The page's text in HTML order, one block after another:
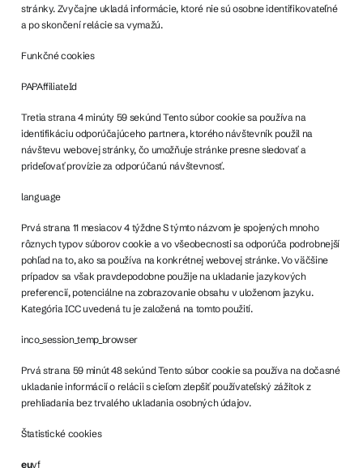
stránky. Zvyčajne ukladá informácie, ktoré nie sú osobne identifikovateľné
a po skončení relácie sa vymažú.
Funkčné cookies
PAPAffiliateId
Tretia strana 4 minúty 59 sekúnd Tento súbor cookie sa používa na
identifikáciu odporúčajúceho partnera, ktorého návštevník použil na
návštevu webovej stránky, čo umožňuje stránke presne sledovať a
prideľovať provízie za odporúčanú návštevnosť.
language
Prvá strana 11 mesiacov 4 týždne S týmto názvom je spojených mnoho
rôznych typov súborov cookie a vo všeobecnosti sa odporúča podrobnejší
pohľad na to, ako sa používa na konkrétnej webovej stránke. Vo väčšine
prípadov sa však pravdepodobne použije na ukladanie jazykových
preferencií, potenciálne na zobrazovanie obsahu v uloženom jazyku.
Kategória ICC uvedená tu je založená na tomto použití.
inco_session_temp_browser
Prvá strana 59 minút 48 sekúnd Tento súbor cookie sa používa na dočasné
ukladanie informácií o relácii s cieľom zlepšiť používateľský zážitok z
prehliadania bez trvalého ukladania osobných údajov.
Štatistické cookies
euvf